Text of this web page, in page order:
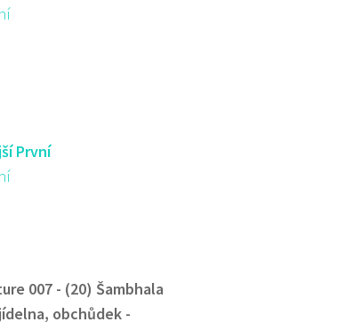
První
007 - (20) Šambhala
obchůdek -